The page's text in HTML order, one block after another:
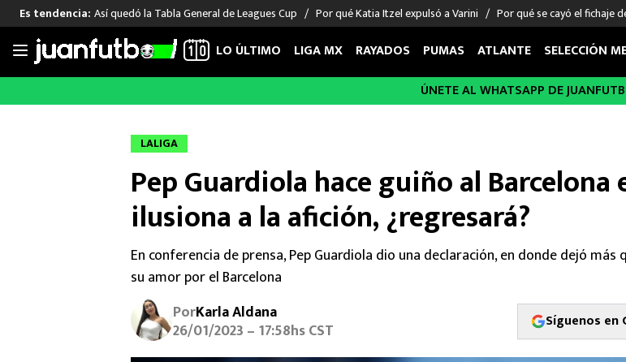
Saltar
Es tendencia: Así quedó la Tabla General de Leagues Cup Por qué Katia Itzel expulsó a Varini Por qué se cayó el fichaje
LIGA MX
Chivas de Guadalajara
FUT INTERNACIONAL
Las Noticias
Selección Mexicana
Champions League
Europa League
Real Madrid
Barcelona
MEXICANOS EN EL EXTRANJERO
Memo Ochoa
Chino Huerta
Edson Álvarez
Santiago Giménez
FIGURAS
Sergio Ramos
Giorgos Giakoumakis
André Jardine
LO ÚLTIMO LIGA MX RAYADOS PUMAS ATLANTE SELECCIÓN
ÚNETE AL WHATSAPP DE
LALIGA
Pep Guardiola hace guiño al Barcelona
ilusiona a la afición, ¿regresará?
En conferencia de prensa, Pep Guardiola dio una declaración, en donde dejó más
su amor por el Barcelona
PorKarla Aldana
26/01/2023 – 17:58hs CST Síguenos en